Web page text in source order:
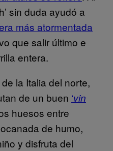
sin duda ayudó a
más atormentada
que salir último e
entera.
la Italia del norte,
de un buen ‘vin
huesos entre
de humo,
y disfruta del